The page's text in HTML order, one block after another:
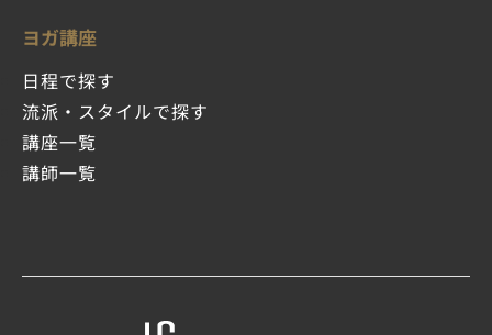
ヨガ講座
日程で探す
流派・スタイルで探す
講座一覧
講師一覧